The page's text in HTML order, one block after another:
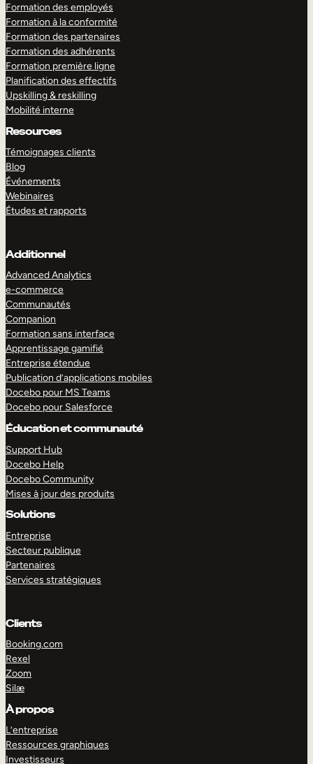
Formation des employés
Formation à la conformité
Formation des partenaires
Formation des adhérents
Formation première ligne
Planification des effectifs
Upskilling & reskilling
Mobilité interne
Resources
Témoignages clients
Blog
Événements
Webinaires
Études et rapports
Additionnel
Advanced Analytics
e-commerce
Communautés
Companion
Formation sans interface
Apprentissage gamifié
Entreprise étendue
Publication d’applications mobiles
Docebo pour MS Teams
Docebo pour Salesforce
Éducation et communauté
Support Hub
Docebo Help
Docebo Community
Mises à jour des produits
Solutions
Entreprise
Secteur publique
Partenaires
Services stratégiques
Clients
Booking.com
Rexel
Zoom
Silæ
À propos
L’entreprise
Ressources graphiques
Investisseurs